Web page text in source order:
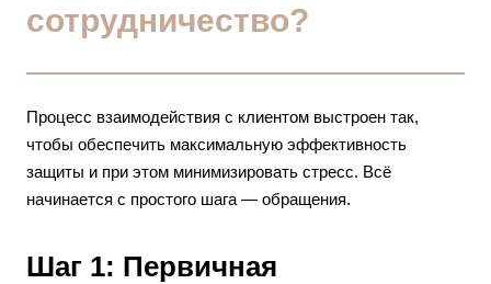
сотрудничество?
Процесс взаимодействия с клиентом выстроен так,
чтобы обеспечить максимальную эффективность
защиты и при этом минимизировать стресс. Всё
начинается с простого шага — обращения.
Шаг 1: Первичная